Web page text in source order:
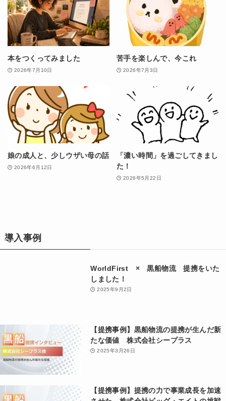
本をつくってみました
2026年7月10日
苦手を楽しんで、今これ
2026年7月3日
娘の成人と、少しウザい母の話
2026年6月12日
「濃い時間」を過ごしてきまし
た！
2026年5月22日
導入事例
WorldFirst × 黒船物流 提携をいた
しました！
2025年9月2日
【提携事例】黒船物流の提携が生んだ新
たな価値 株式会社シープラス
2025年3月26日
【提携事例】提携の力で事業成長を加速